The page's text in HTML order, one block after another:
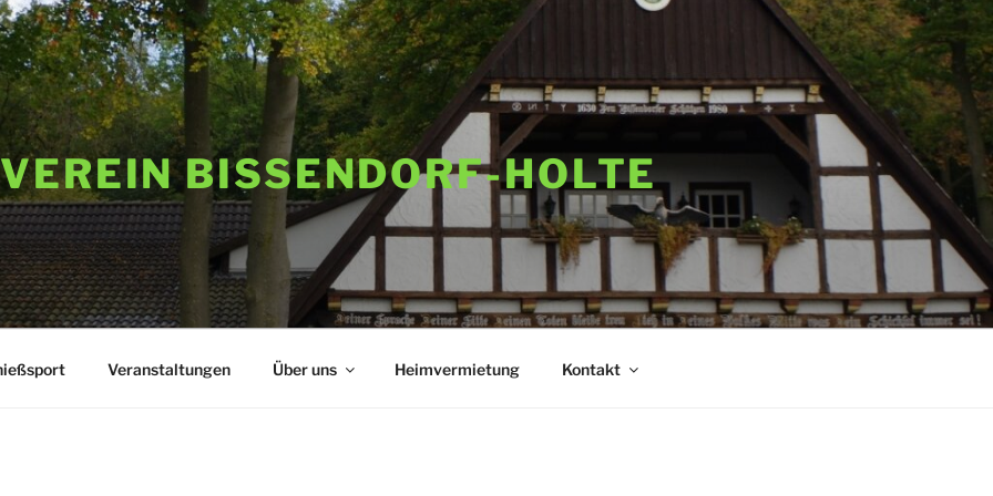
BISSENDORF-HOLTE
Veranstaltungen Über uns Heimvermietung Kontakt